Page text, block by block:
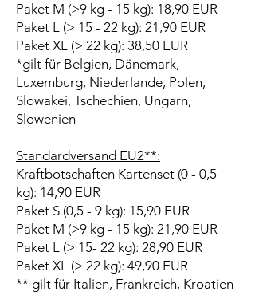
Paket M (>9 kg - 15 kg): 18,90 EUR
Paket L (> 15 - 22 kg): 21,90 EUR
Paket XL (> 22 kg): 38,50 EUR
*gilt für Belgien, Dänemark,
Luxemburg, Niederlande, Polen,
Slowakei, Tschechien, Ungarn,
Slowenien
Standardversand EU2**:
Kraftbotschaften Kartenset (0 - 0,5
kg): 14,90 EUR
Paket S (0,5 - 9 kg): 15,90 EUR
Paket M (>9 kg - 15 kg): 21,90 EUR
Paket L (> 15- 22 kg): 28,90 EUR
Paket XL (> 22 kg): 49,90 EUR
** gilt für Italien, Frankreich, Kroatien